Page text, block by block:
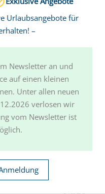
Urlaubsangebote für
–
Newsletter an und
auf einen kleinen
Unter allen neuen
verlosen wir
vom Newsletter ist
der seinesgleichen sucht.
Partner&Kooperationen
|Datenschutz|
Gewinnspiel